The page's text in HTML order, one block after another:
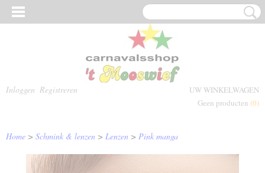
Inloggen Registreren
UW WINKELWAGEN
Geen producten (0)
Home > Schmink & lenzen > Lenzen > Pink manga